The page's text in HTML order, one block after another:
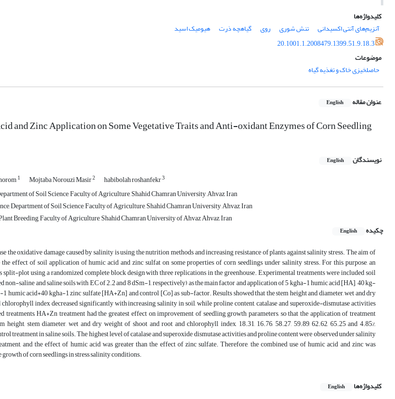
کلیدواژه‌ها
آنزیم‌های آنتی اکسیدانی
تنش شوری روی گیاهچه ذرت
هیومیک اسید
20.1001.1.2008479.1399.51.9.18.3
موضوعات
حاصلخیزی خاک و تغذیه گیاه
عنوان مقاله English
and Zinc Application on Some Vegetative Traits and Anti-oxidant Enzymes of Corn Seedling
نویسندگان English
1 Mojtaba Norouzi Masir2 habibolah roshanfekr3
of Soil Science, Faculty of Agriculture, Shahid Chamran University, Ahvaz, Iran
Department of Soil Science, Faculty of Agriculture, Shahid Chamran University, Ahvaz, Iran
Breeding, Faculty of Agriculture, Shahid Chamran University of Ahvaz Ahvaz, Iran
چکیده
English
the oxidative damage caused by salinity is using the nutrition methods and increasing resistance of plants against salinity stress. The aim of
effect of soil application of humic acid and zinc sulfat on some properties of corn seedlings under salinity stress. For this purpose, an
split-plot using a randomized complete block design with three replications in the greenhouse. Experimental treatments were included soil
non-saline and saline soils with EC of 2.2 and 8 dSm-1, respectively) as the main factor and application of 5 kg­ha-1 humic acid [HA], 40 kg­
humic acid+40 kg­ha-1 zinc sulfate [HA+Zn] and control [Co] as sub-factor. Results showed that the stem height and diameter, wet and dry
index decreased significantly with increasing salinity in soil, while proline content, catalase and superoxide-dismutase activities
treatments, HA+Zn treatment had the greatest effect on improvement of seedling growth parameters, so that the application of treatment
height, stem diameter, wet and dry weight of shoot and root and chlorophyll index, 18.31, 16.76, 58.27, 59.89, 62.62, 65.25 and 4.85%,
treatment in saline soils. The highest level of catalase and superoxide dismutase activities and proline content were observed under salinity
and the effect of humic acid was greater than the effect of zinc sulfate. Therefore, the combined use of humic acid and zinc was
of corn seedlings in stress salinity conditions.
کلیدواژه‌ها English